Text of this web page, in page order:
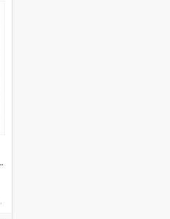
piśmienniczy czasopismo